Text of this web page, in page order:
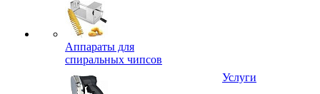
Аппараты для
спиральных чипсов
Услуги